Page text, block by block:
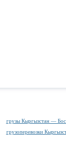
грузы Кыргызстан —
грузоперевозки